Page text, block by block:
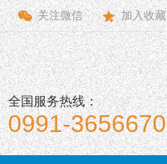
关注微信 加入收藏
全国服务热线：
0991-3656670